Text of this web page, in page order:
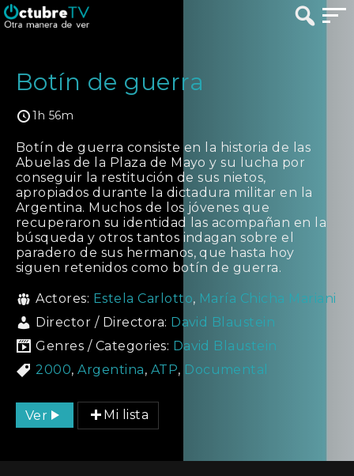
Botín de guerra
1h 56m
Botín de guerra consiste en la historia de las
Abuelas de la Plaza de Mayo y su lucha por
conseguir la restitución de sus nietos,
apropiados durante la dictadura militar en la
Argentina. Muchos de los jóvenes que
recuperaron su identidad las acompañan en la
búsqueda y otros tantos indagan sobre el
paradero de sus hermanos, que hasta hoy
siguen retenidos como botín de guerra.
Actores: Estela Carlotto, María Chicha Mariani
Director / Directora: David Blaustein
Genres / Categories: David Blaustein
2000,Argentina, ATP, Documental
Ver Mi lista